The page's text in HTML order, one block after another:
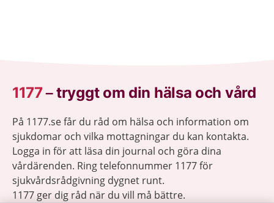
1177–tryggt om din hälsa och vård
På 1177.se får du råd om hälsa och information om
sjukdomar och vilka mottagningar du kan kontakta.
Logga in för att läsa din journal och göra dina
vårdärenden. Ring telefonnummer 1177 för
sjukvårdsrådgivning dygnet runt.
1177 ger dig råd när du vill må bättre.